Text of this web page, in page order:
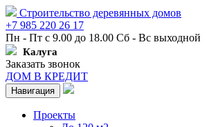
Строительство деревянных домов
+7 985 220 26 17
Пн - Пт с 9.00 до 18.00 Сб - Вс выходной
Калуга
Заказать звонок
ДОМ В КРЕДИТ
Навигация
Проекты